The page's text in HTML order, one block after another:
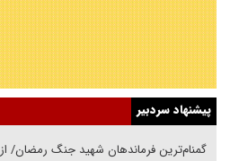
پیشنهاد سردبیر